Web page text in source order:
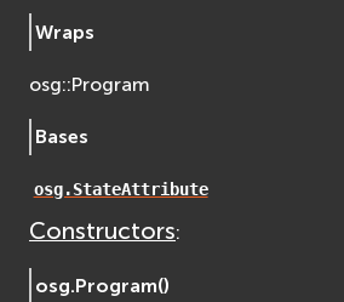
EVosgText
EVosgViewer
osgDB
osgGA
osgShadow
Wraps
osg::Program
Bases
osg.StateAttribute
Constructors:
osg.Program()